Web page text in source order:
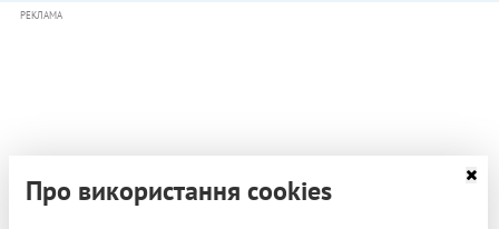
РЕКЛАМА
Про використання cookies